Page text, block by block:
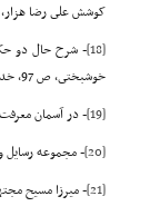
کوشش على رضا هزار، ج 2، ص
[18]
خوشبختى، ص 97, خدمات متقابل اسلام و ایران، ص 612, در جستجوى استاد، صادق حسن زاده، ص 18-19
[19]
- در آسمان معرفت، ص
[20]
- مجموعه رسایل و
[21]
- میرزا مسیح